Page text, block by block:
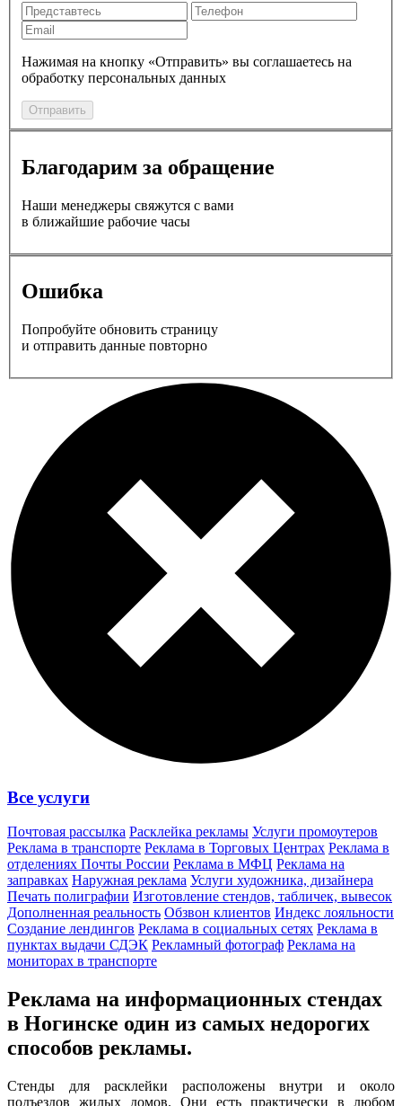
Нажимая на кнопку «Отправить» вы соглашаетесь на
обработку персональных данных
Отправить
Благодарим за обращение
Наши менеджеры свяжутся с вами
в ближайшие рабочие часы
Ошибка
Попробуйте обновить страницу
и отправить данные повторно
Все услуги
Почтовая рассылка Расклейка рекламы Услуги промоутеров
Реклама в транспорте Реклама в Торговых Центрах Реклама в
отделениях Почты России Реклама в МФЦ Реклама на
заправках Наружная реклама Услуги художника, дизайнера
Печать полиграфии Изготовление стендов, табличек, вывесок
Дополненная реальность Обзвон клиентов Индекс лояльности
Создание лендингов Реклама в социальных сетях Реклама в
пунктах выдачи СДЭК Рекламный фотограф Реклама на
мониторах в транспорте
Реклама на информационных стендах
в Ногинске один из самых недорогих
способов рекламы.
Стенды для расклейки расположены внутри и около
подъездов жилых домов. Они есть практически в любом